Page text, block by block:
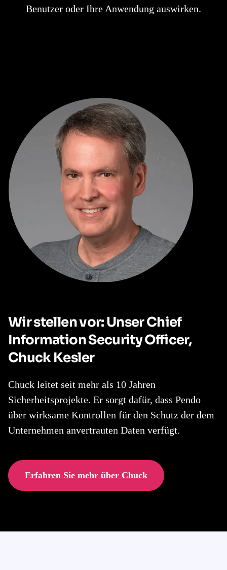
Benutzer oder Ihre Anwendung auswirken.
Wir stellen vor: Unser Chief
Information Security Officer,
Chuck Kesler
Chuck leitet seit mehr als 10 Jahren
Sicherheitsprojekte. Er sorgt dafür, dass Pendo
über wirksame Kontrollen für den Schutz der dem
Unternehmen anvertrauten Daten verfügt.
Erfahren Sie mehr über Chuck